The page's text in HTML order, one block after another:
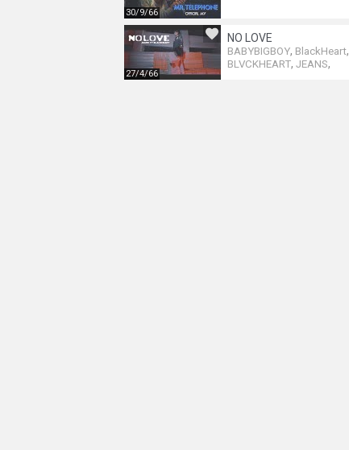
30/9/66
NO LOVE
BABYBIGBOY, BlackHeart,
BLVCKHEART, JEANS,
27/4/66